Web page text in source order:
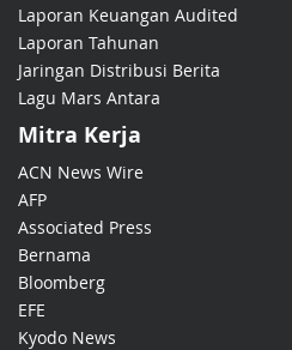
Laporan Keuangan Audited
Laporan Tahunan
Jaringan Distribusi Berita
Lagu Mars Antara
Mitra Kerja
ACN News Wire
AFP
Associated Press
Bernama
Bloomberg
EFE
Kyodo News